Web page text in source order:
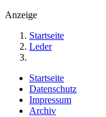
Anzeige
Startseite
Leder
Startseite
Datenschutz
Impressum
Archiv